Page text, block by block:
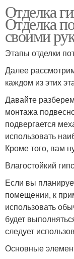
Отделка
Отделка
своими
Этапы отделки
Далее
каждом из этих
Давайте
монтажа
подвергается
использовать
Кроме того, вам
Влагостойкий
Если вы
помещении, к
использовать
будет
следует
Основные